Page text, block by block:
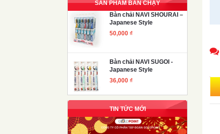
SẢN PHẨM BÁN CHẠY
Bàn chải NAVI SHOURAI –
Japanese Style
50,000 ₫
Bàn chải NAVI SUGOI -
Japanese Style
36,000 ₫
TIN TỨC MỚI